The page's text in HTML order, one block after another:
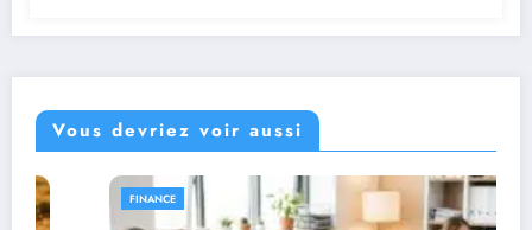
Vous devriez voir aussi